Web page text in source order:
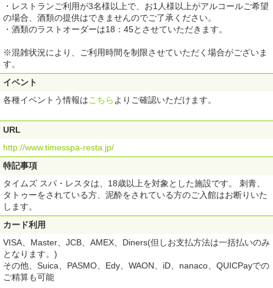
・レストランご利用が3名様以上で、お1人様以上がアルコールご希望
の場合、酒類の提供はできませんのでご了承ください。
・酒類のラストオーダーは18：45とさせていただきます。
※混雑状況により、ご利用時間を制限させていただく場合がございま
す。
イベント
各種イベントう情報はこちら よりご確認いただけます。
URL
http://www.timesspa-resta.jp/
特記事項
タイムズ スパ・レスタは、18歳以上を対象とした施設です。 刺青、
タトゥーをされている方、泥酔をされている方のご入館はお断りいた
します。
カード利用
VISA、Master、JCB、AMEX、Diners(但しお支払方法は一括払いのみ
となります。)
その他、Suica、PASMO、Edy、WAON、iD、nanaco、QUICPayでの
ご精算も可能